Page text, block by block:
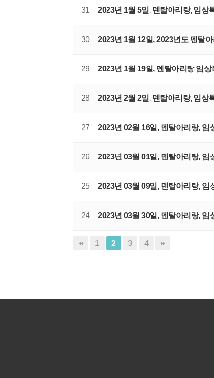
31 2023년 1월 5일, 덴탈아리랑, 임상
30 2023년 1월 12일, 2023년도 덴탈
29 2023년 1월 19일, 덴탈아리랑 임상
28 2023년 2월 2일, 덴탈아리랑, 임상
27 2023년 02월 16일, 덴탈아리랑, 임
26 2023년 03월 01일, 덴탈아리랑, 임
25 2023년 03월 09일, 덴탈아리랑, 임
24 2023년 03월 30일, 덴탈아리랑, 임
1 2 3 4